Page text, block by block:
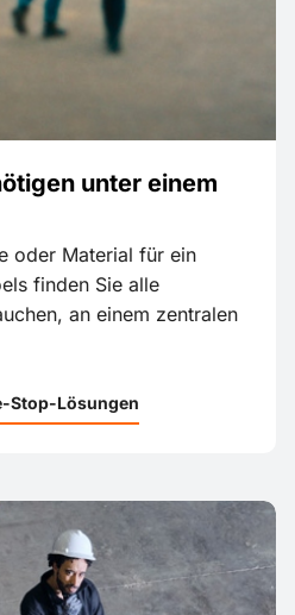
unter einem
oder Material für ein
finden Sie alle
an einem zentralen
Stop-Lösungen